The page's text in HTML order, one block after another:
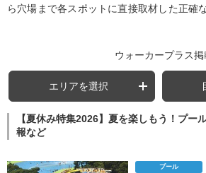
ら穴場まで各スポットに直接取材した正確
ウォーカープラス
エリアを選択
【夏休み特集2026】夏を楽しもう！プー
報など
プール